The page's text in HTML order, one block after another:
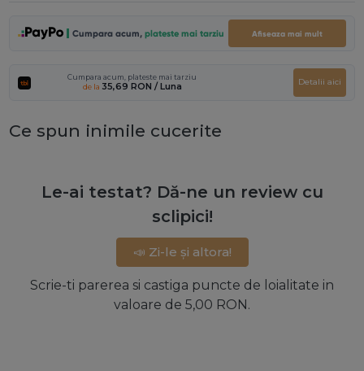
Cumpara acum, plateste mai tarziu Afiseaza mai mult
Cumpara acum, plateste mai tarziu
de la 35,69 RON / Luna Detalii aici
Ce spun inimile cucerite
Le-ai testat? Dă-ne un review cu
sclipici!
📣 Zi-le și altora!
Scrie-ti parerea si castiga puncte de loialitate in
valoare de 5,00 RON.